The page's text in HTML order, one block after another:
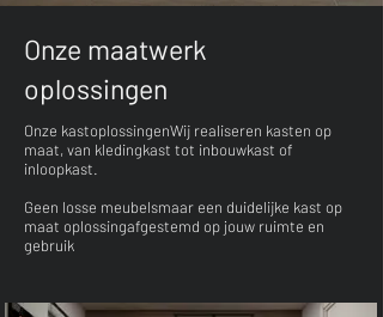
Onze maatwerk
oplossingen
Onze kastoplossingenWij realiseren kasten op
maat, van kledingkast tot inbouwkast of
inloopkast.
Geen losse meubelsmaar een duidelijke kast op
maat oplossingafgestemd op jouw ruimte en
gebruik